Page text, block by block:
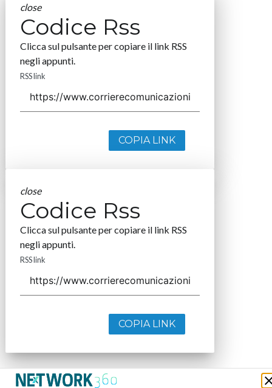
close
Codice Rss
Clicca sul pulsante per copiare il link RSS
negli appunti.
RSS link
COPIA LINK
close
Codice Rss
Clicca sul pulsante per copiare il link RSS
negli appunti.
RSS link
COPIA LINK